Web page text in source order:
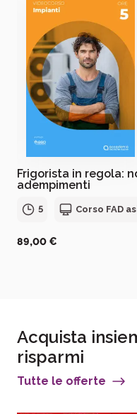
Frigorista in regola:
adempimenti
5 Corso FAD
89,00 €
Acquista
risparmi
Tutte le offerte